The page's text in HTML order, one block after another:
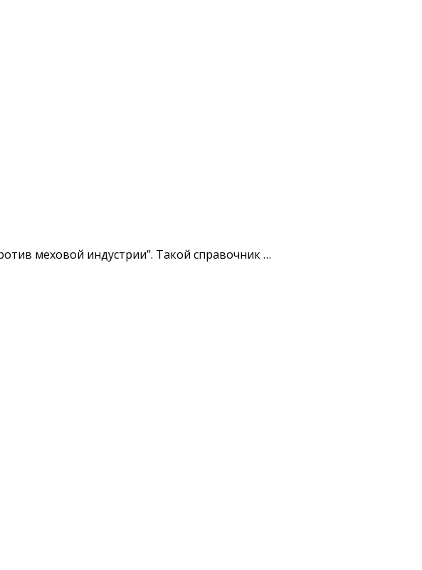
меховой индустрии”. Такой справочник …